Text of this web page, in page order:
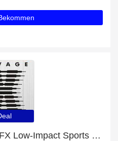
3% Rabatt auf Special FX Low-Impact Sports Bra